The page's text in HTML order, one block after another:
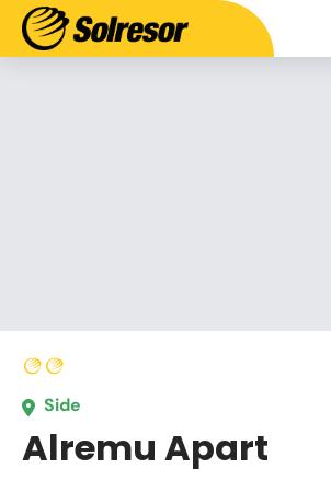
Side
Alremu Apart